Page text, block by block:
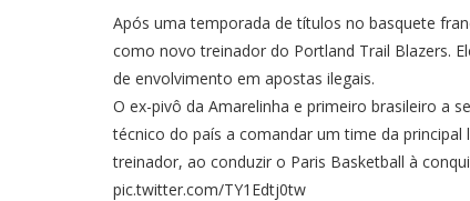
Após uma temporada de títulos no basquete
como novo treinador do Portland Trail Blazers.
de envolvimento em apostas ilegais.
O ex-pivô da Amarelinha e primeiro brasileiro a
técnico do país a comandar um time da
treinador, ao conduzir o Paris Basketball à
pic.twitter.com/TY1Edtj0tw